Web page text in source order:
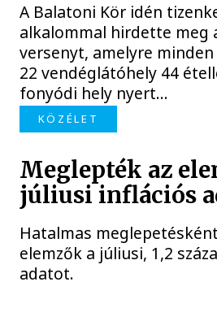
A Balatoni Kör idén
alkalommal hirdette meg
versenyt, amelyre
22 vendéglátóhely 44
fonyódi hely nyert...
KÖZÉLET
Meglepték az
júliusi inflációs
Hatalmas
elemzők a júliusi, 1,2
adatot.